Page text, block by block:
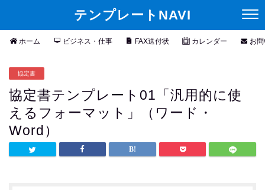
テンプレートNAVI
ホーム ビジネス・仕事 FAX送付状 カレンダー お
協定書
協定書テンプレート01「汎用的に使
えるフォーマット」（ワード・
Word）